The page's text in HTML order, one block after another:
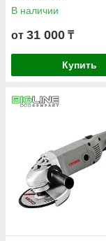
В наличии
от 31 000 ₸
Купить